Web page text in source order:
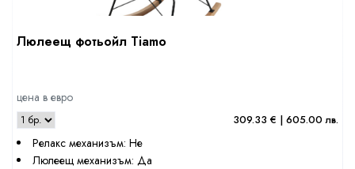
Люлеещ фотьойл Tiamo
цена в евро
309.33 € | 605.00 лв.
Релакс механизъм: Не
Люлеещ механизъм: Да